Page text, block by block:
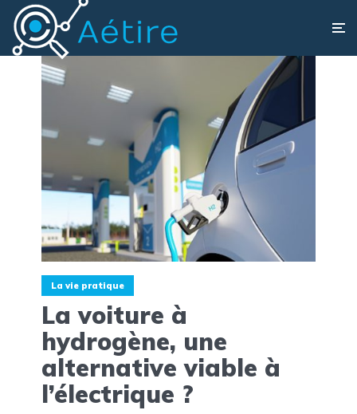
La vie pratique
La voiture à
hydrogène, une
alternative viable à
l’électrique ?